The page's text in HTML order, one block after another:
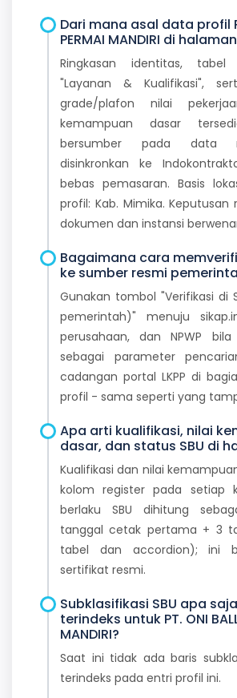
Dari mana asal data profil
PERMAI MANDIRI di
Ringkasan identitas, tabel
"Layanan & Kualifikasi",
grade/plafon nilai
kemampuan dasar
bersumber pada data
disinkronkan ke
bebas pemasaran. Basis
profil: Kab. Mimika.
dokumen dan instansi
Bagaimana cara
ke sumber resmi
Gunakan tombol "Verifikasi di
pemerintah)" menuju
perusahaan, dan NPWP
sebagai parameter
cadangan portal LKPP di
profil - sama seperti yang
Apa arti kualifikasi, nilai
dasar, dan status SBU di
Kualifikasi dan nilai
kolom register pada setiap
berlaku SBU dihitung
tanggal cetak pertama + 3
tabel dan accordion); ini
sertifikat resmi.
Subklasifikasi SBU apa
terindeks untuk PT. ONI
MANDIRI?
Saat ini tidak ada baris
terindeks pada entri profil ini.